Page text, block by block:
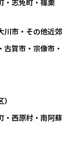
・志免町・篠栗
川市・その他近郊
賀市・宗像市・
・西原村・南阿蘇